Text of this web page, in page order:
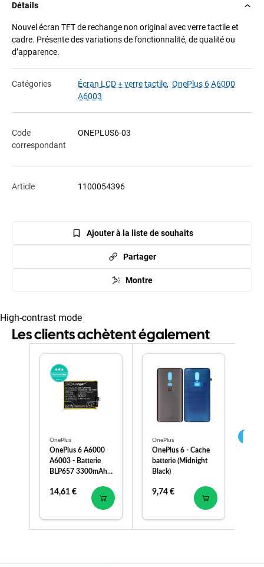
Détails
Nouvel écran TFT de rechange non original avec verre tactile et
cadre. Présente des variations de fonctionnalité, de qualité ou
d’apparence.
Catégories Écran LCD + verre tactile, OnePlus 6 A6000
A6003
Code
correspondant
ONEPLUS6-03
Article 1100054396
Ajouter à la liste de souhaits
Partager
Montre
High-contrast mode
Les clients achètent également
OnePlus
OnePlus 6 A6000
A6003 - Batterie
BLP657 3300mAh
14,61 €
OnePlus
OnePlus 6 - Cache
batterie (Midnight
Black)
9,74 €